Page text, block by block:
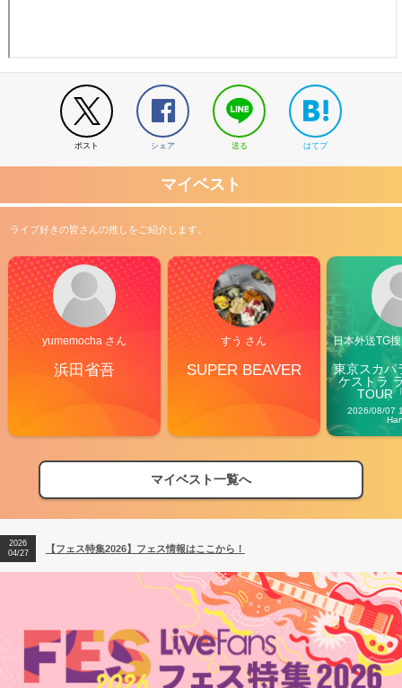
ポスト シェア 送る はてブ
マイベスト
ライブ好きの皆さんの推しをご紹介します。
yumemocha さん
浜田省吾
すう さん
SUPER BEAVER
日本外送TG
東京スカパ
ケストラ
TOUR
2026/08/07
マイベスト一覧へ
【フェス特集2026】フェス情報はここから！
【ライブ動員ランキング】2026年上半期編発表！
2026
04/27
【フェス特集2026】フェス情報はここから！
2026
【ライブ動員ランキング】2026年上半期編発表！